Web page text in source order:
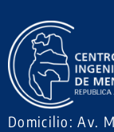
Domicilio: Av.